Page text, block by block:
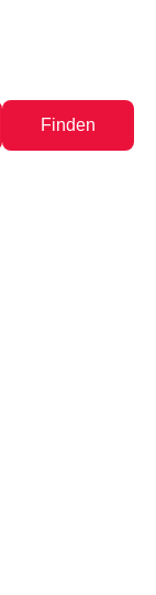
Finden